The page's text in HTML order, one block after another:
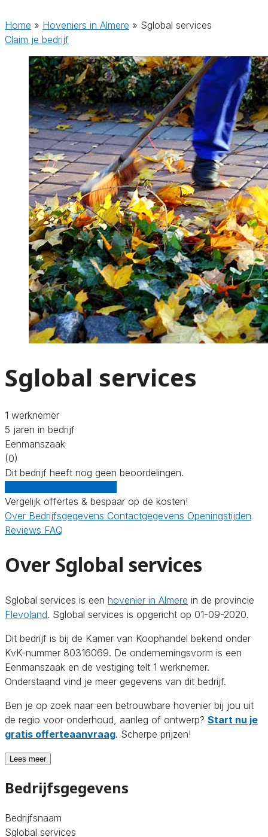
Home » Hoveniers in Almere » Sglobal services
Claim je bedrijf
Sglobal services
1 werknemer
5 jaren in bedrijf
Eenmanszaak
(0)
Dit bedrijf heeft nog geen beoordelingen.
Vergelijk offertes & bespaar op de kosten!
Over Bedrijfsgegevens Contactgegevens Openingstijden
Reviews FAQ
Over Sglobal services
Sglobal services is een hovenier in Almere in de provincie
Flevoland. Sglobal services is opgericht op 01-09-2020.
Dit bedrijf is bij de Kamer van Koophandel bekend onder
KvK-nummer 80316069. De ondernemingsvorm is een
Eenmanszaak en de vestiging telt 1 werknemer.
Onderstaand vind je meer gegevens van dit bedrijf.
Ben je op zoek naar een betrouwbare hovenier bij jou uit
de regio voor onderhoud, aanleg of ontwerp? Start nu je
gratis offerteaanvraag. Scherpe prijzen!
Lees meer
Bedrijfsgegevens
Bedrijfsnaam
Sglobal services